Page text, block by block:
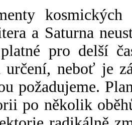
a Saturna
pro delší
neboť je
požadujeme.
po několik